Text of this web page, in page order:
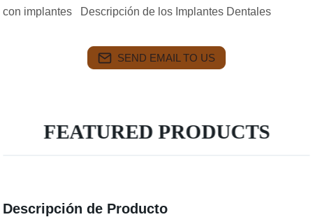
con implantes Descripción de los Implantes Dentales
SEND EMAIL TO US
FEATURED PRODUCTS
Descripción de Producto